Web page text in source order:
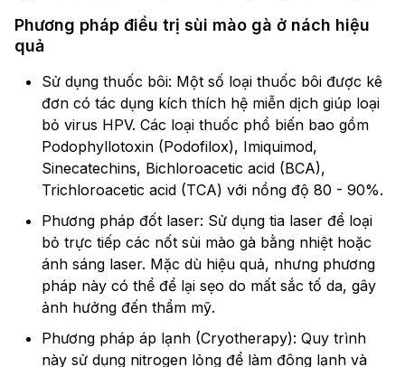
Phương pháp điều trị sùi mào gà ở nách hiệu
quả
Sử dụng thuốc bôi: Một số loại thuốc bôi được kê
đơn có tác dụng kích thích hệ miễn dịch giúp loại
bỏ virus HPV. Các loại thuốc phổ biến bao gồm
Podophyllotoxin (Podofilox), Imiquimod,
Sinecatechins, Bichloroacetic acid (BCA),
Trichloroacetic acid (TCA) với nồng độ 80 - 90%.
Phương pháp đốt laser: Sử dụng tia laser để loại
bỏ trực tiếp các nốt sùi mào gà bằng nhiệt hoặc
ánh sáng laser. Mặc dù hiệu quả, nhưng phương
pháp này có thể để lại sẹo do mất sắc tố da, gây
ảnh hưởng đến thẩm mỹ.
Phương pháp áp lạnh (Cryotherapy): Quy trình
này sử dụng nitrogen lỏng để làm đông lạnh và